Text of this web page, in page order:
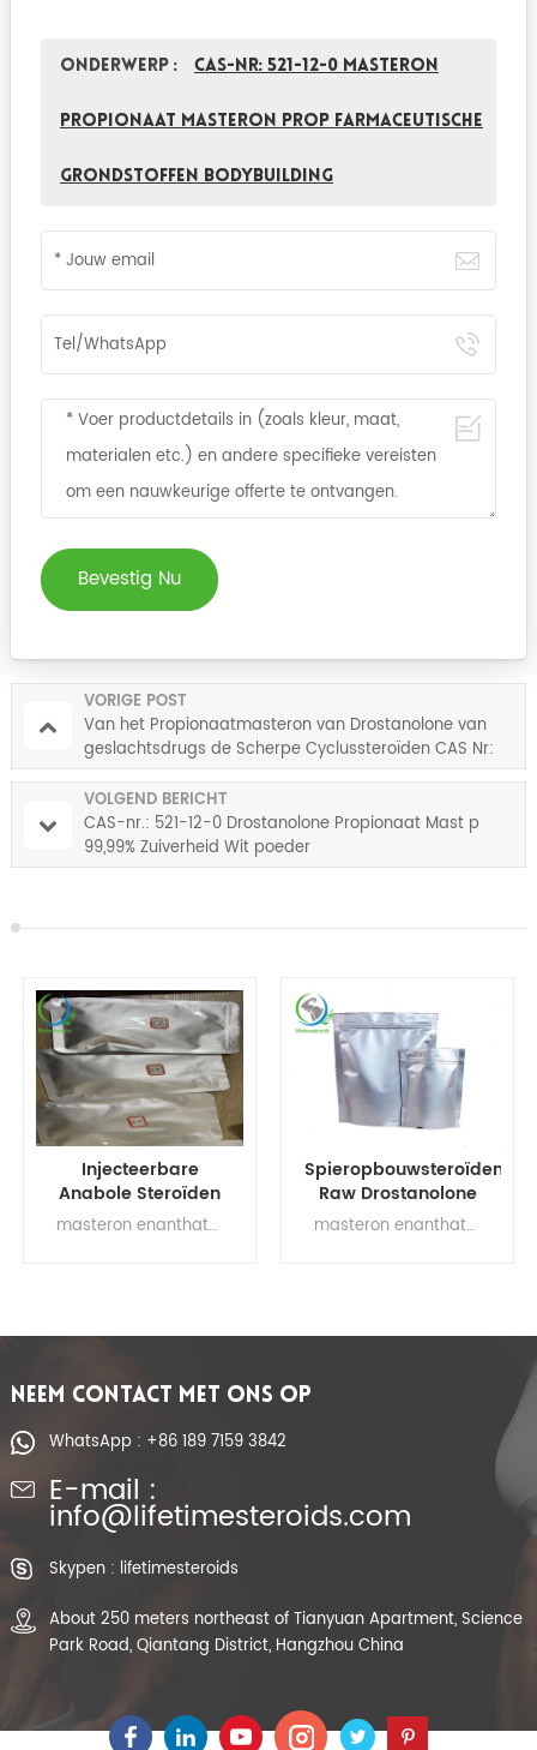
Onderwerp : CAS-nr: 521-12-0 Masteron
propionaat Masteron Prop Farmaceutische
grondstoffen bodybuilding
Bevestig Nu
VORIGE POST
Van het Propionaatmasteron van Drostanolone van
geslachtsdrugs de Scherpe Cyclussteroïden CAS Nr:
521-12-0
VOLGEND BERICHT
CAS-nr.: 521-12-0 Drostanolone Propionaat Mast p
99,99% Zuiverheid Wit poeder
Spieropbouwsteroïden
Raw Drostanolone
Enanthate /
masteron enanthate voordelen, drostanolone enanthate bodybuilding, masteron enanthate dosering reddit
Drostanolone
Propionaat/Masteron
propionaat/Mastdrostanolone propionaat alleen cyclus, propionaat drostanolone farmaceutische producten, drostanolone propionaat reddit, masteron propionaat recept, masteron propionaat beoordelingen, drostanolone propionaat steroïde, drostanolone propionaat gebruik, masteron propionaat gebruik
NEEM CONTACT MET ONS OP
WhatsApp : +86 189 7159 3842
E-mail :
info@lifetimesteroids.com
Skypen : lifetimesteroids
About 250 meters northeast of Tianyuan Apartment, Science
Park Road, Qiantang District, Hangzhou China